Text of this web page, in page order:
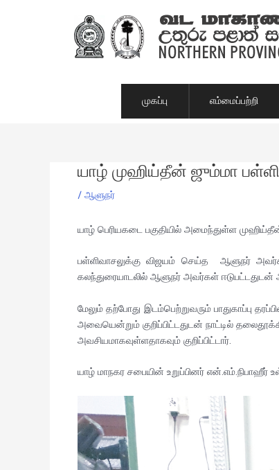
முகப்பு எம்மைப்பற்றி
யாழ் முஹிய்தீன் ஜும்மா
/ ஆளுநர்
யாழ் பெரியகடை பகுதியில் அமைந்துள்ள
பள்ளிவாசலுக்கு விஜயம் செய்த ஆளுநர்
கலந்துரையாடலில் ஆளுநர் அவர்கள் ஈடுபட்டதுடன்
மேலும் தற்போது இடம்பெற்றுவரும் பாதுகாப்பு
அவையென்றும் குறிப்பிட்டதுடன் நாட்டில்
அவசியமாகவுள்ளதாகவும் குறிப்பிட்டார்.
யாழ் மாநகர சபையின் உறுப்பினர் என்.எம்.நிபாஹீர்
Post
navigation